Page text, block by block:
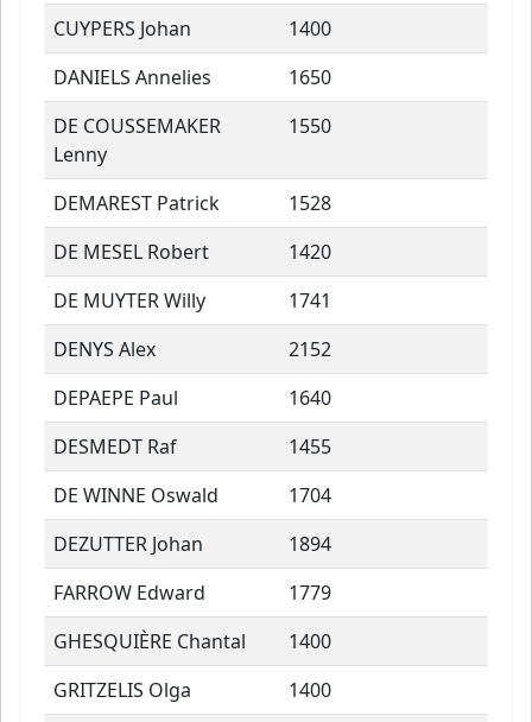
CUYPERS Johan
1400
DANIELS Annelies
1650
DE COUSSEMAKER
Lenny
1550
DEMAREST Patrick
1528
DE MESEL Robert
1420
DE MUYTER Willy
1741
DENYS Alex
2152
DEPAEPE Paul
1640
DESMEDT Raf
1455
DE WINNE Oswald
1704
DEZUTTER Johan
1894
FARROW Edward
1779
GHESQUIÈRE Chantal
1400
GRITZELIS Olga
1400